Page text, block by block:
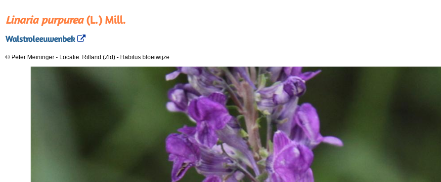
Linaria purpurea(L.) Mill.
Walstroleeuwenbek
© Peter Meininger - Locatie: Rilland (Zld) - Habitus bloeiwijze